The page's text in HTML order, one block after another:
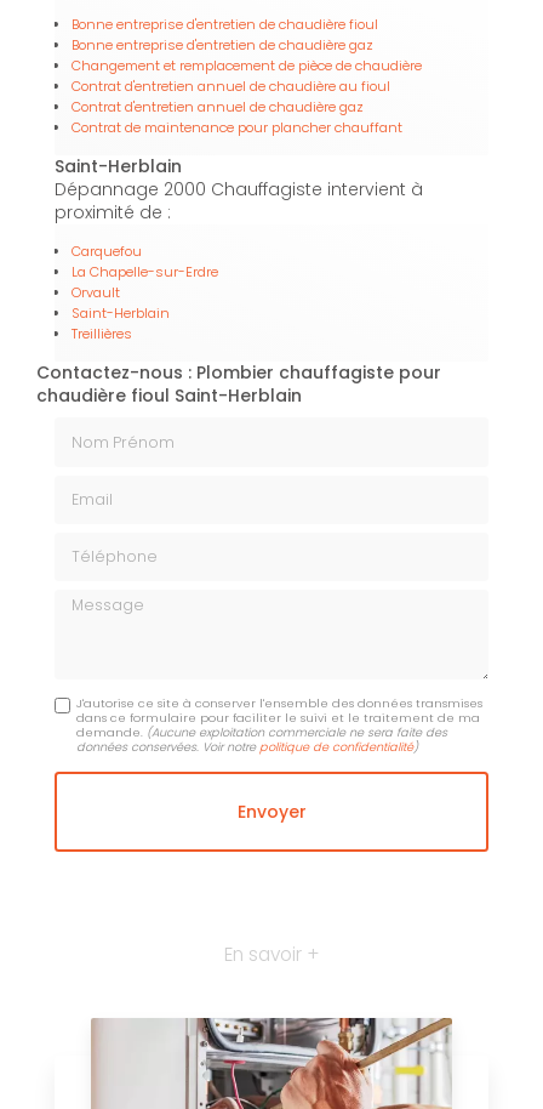
Bonne entreprise d'entretien de chaudière fioul
Bonne entreprise d'entretien de chaudière gaz
Changement et remplacement de pièce de chaudière
Contrat d'entretien annuel de chaudière au fioul
Contrat d'entretien annuel de chaudière gaz
Contrat de maintenance pour plancher chauffant
Saint-Herblain
Dépannage 2000 Chauffagiste intervient à
proximité de :
Carquefou
La Chapelle-sur-Erdre
Orvault
Saint-Herblain
Treillières
Contactez-nous : Plombier chauffagiste pour
chaudière fioul Saint-Herblain
Message
J'autorise ce site à conserver l'ensemble des données transmises
dans ce formulaire pour faciliter le suivi et le traitement de ma
demande. (Aucune exploitation commerciale ne sera faite des
données conservées. Voir notrepolitique de confidentialité)
En savoir +